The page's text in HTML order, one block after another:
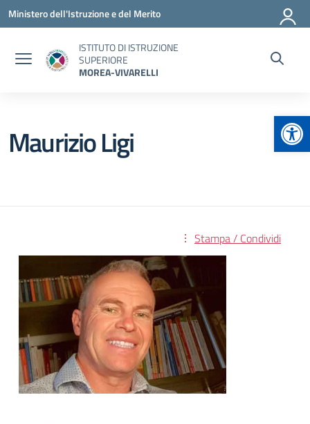
Vai ai contenuti
Vai al menu di navigazione
Vai al footer
Ministero dell'Istruzione e del Merito
ISTITUTO DI ISTRUZIONE
SUPERIORE
MOREA-VIVARELLI
Maurizio Ligi
Stampa / Condividi